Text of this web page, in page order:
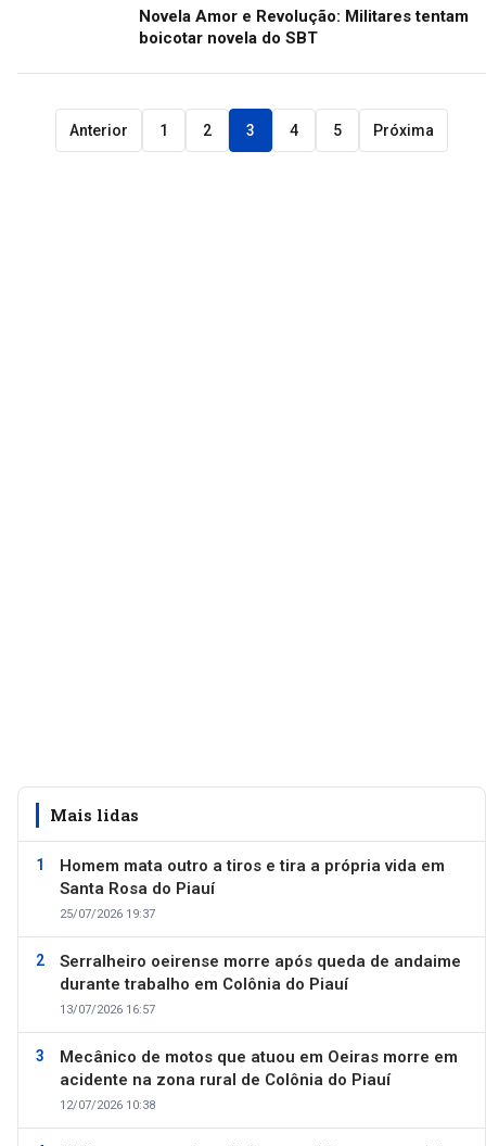
Novela Amor e Revolução: Militares tentam
boicotar novela do SBT
Anterior 1 2 3 4 5 Próxima
Mais lidas
Homem mata outro a tiros e tira a própria vida em
Santa Rosa do Piauí
25/07/2026 19:37
Serralheiro oeirense morre após queda de andaime
durante trabalho em Colônia do Piauí
13/07/2026 16:57
Mecânico de motos que atuou em Oeiras morre em
acidente na zona rural de Colônia do Piauí
12/07/2026 10:38